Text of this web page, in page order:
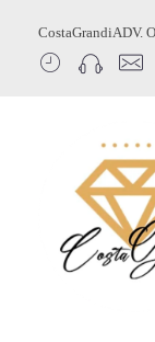
CostaGrandiADV.